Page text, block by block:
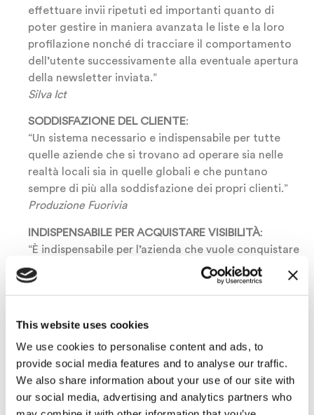
This website uses cookies
We use cookies to personalise content and ads, to
provide social media features and to analyse our traffic.
We also share information about your use of our site with
our social media, advertising and analytics partners who
effettuare invii ripetuti ed importanti quanto di
poter gestire in maniera avanzata le liste e la loro
profilazione nonché di tracciare il comportamento
dell’utente successivamente alla eventuale apertura
della newsletter inviata.”
Silva Ict
SODDISFAZIONE DEL CLIENTE:
“Un sistema necessario e indispensabile per tutte
quelle aziende che si trovano ad operare sia nelle
realtà locali sia in quelle globali e che puntano
sempre di più alla soddisfazione dei propri clienti.”
Produzione Fuorivia
INDISPENSABILE PER ACQUISTARE VISIBILITÀ:
“È indispensabile per l’azienda che vuole conquistare
maggiore visibilità e ottenere riscontri positivi e
immediatamente verificabili.”
Borgo Creativo
RISCONTRO IMMEDIATO
“Abbiamo deciso di utilizzare lo strumento dell’e-
mail marketing perché rispetto ad altri strumenti di
comunicazione ci sembra migliore in termini di
efficacia ed efficienza, ma soprattutto permette di
misurare in tempo reale la validità di una campagna